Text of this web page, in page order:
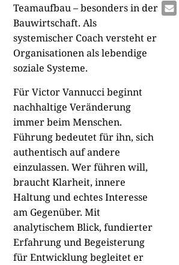
Teamaufbau – besonders in der
Bauwirtschaft. Als
systemischer Coach versteht er
Organisationen als lebendige
soziale Systeme.
Für Victor Vannucci beginnt
nachhaltige Veränderung
immer beim Menschen.
Führung bedeutet für ihn, sich
authentisch auf andere
einzulassen. Wer führen will,
braucht Klarheit, innere
Haltung und echtes Interesse
am Gegenüber. Mit
analytischem Blick, fundierter
Erfahrung und Begeisterung
für Entwicklung begleitet er